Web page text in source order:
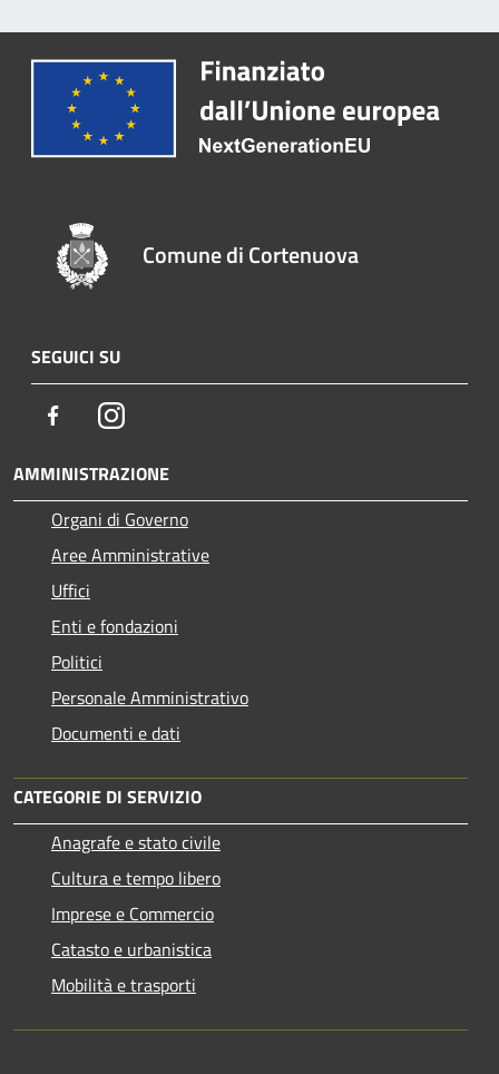
Comune di Cortenuova
SEGUICI SU
FacebookInstagram
AMMINISTRAZIONE
Organi di Governo
Aree Amministrative
Uffici
Enti e fondazioni
Politici
Personale Amministrativo
Documenti e dati
CATEGORIE DI SERVIZIO
Anagrafe e stato civile
Cultura e tempo libero
Imprese e Commercio
Catasto e urbanistica
Mobilità e trasporti